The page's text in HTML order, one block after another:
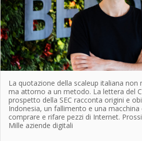
La quotazione della scaleup italiana
ma attorno a un metodo. La lettera del
prospetto della SEC racconta origini e
Indonesia, un fallimento e una
comprare e rifare pezzi di Internet.
Mille aziende digitali